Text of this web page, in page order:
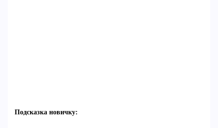
Подсказка новичку: